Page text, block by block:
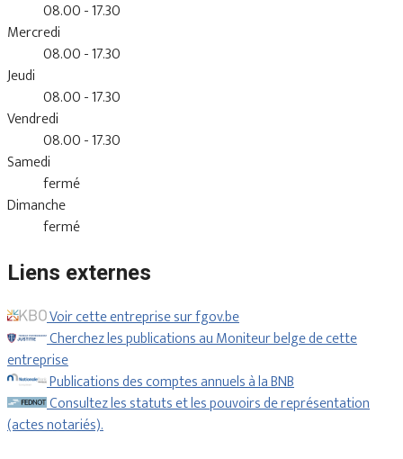
08.00 - 17.30
Mercredi
08.00 - 17.30
Jeudi
08.00 - 17.30
Vendredi
08.00 - 17.30
Samedi
fermé
Dimanche
fermé
Liens externes
Voir cette entreprise sur fgov.be
Cherchez les publications au Moniteur belge de cette
entreprise
Publications des comptes annuels à la BNB
Consultez les statuts et les pouvoirs de représentation
(actes notariés).